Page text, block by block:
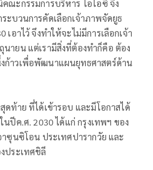
ณะกรรมการบริหาร ไอโอซี จึง
ะบวนการคัดเลือกเจ้าภาพจัดยูธ
เอาไว้ จึงทำให้จะไม่มีการเลือกเจ้า
ายน แต่เรามีสิ่งที่ต้องทำก็คือ ต้อง
ก้าวเพื่อพัฒนาแผนยุทธศาสตร์ด้าน
ดท้าย ที่ได้เข้ารอบ และมีโอกาสได้
นปีค.ศ. 2030 ได้แก่ กรุงเทพฯ ของ
ซุนซิโอน ประเทศปารากวัย และ
ประเทศชิลี